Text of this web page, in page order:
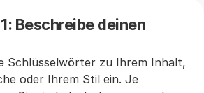
Beschreibe deinen
Schlüsselwörter zu Ihrem Inhalt,
oder Ihrem Stil ein. Je